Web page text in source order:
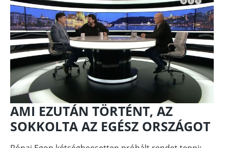
AMI EZUTÁN TÖRTÉNT, AZ
SOKKOLTA AZ EGÉSZ ORSZÁGOT